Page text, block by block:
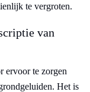
te vergroten.
van
ervoor te zorgen
Het is